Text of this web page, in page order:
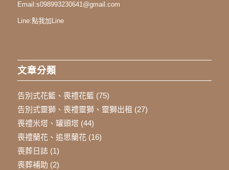
Email:s098993230641@gmail.com
Line:點我加Line
文章分類
告別式花籃、喪禮花籃(75)
告別式靈獅、喪禮靈獅、靈獅出租 (27)
喪禮米塔、罐頭塔(44)
喪禮蘭花、追思蘭花(16)
喪葬日誌(1)
喪葬補助 (2)